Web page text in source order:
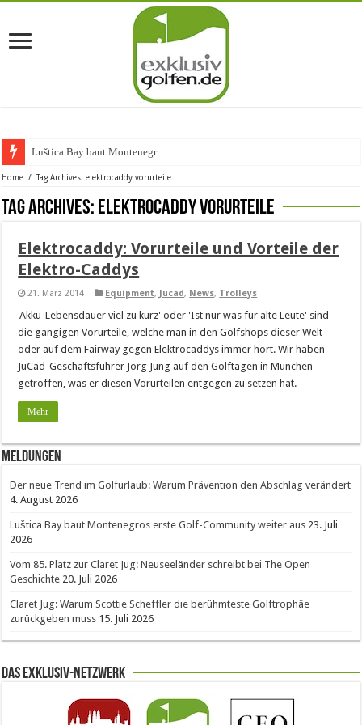
Luštica Bay baut Montenegros e
Home / Tag Archives: elektrocaddy vorurteile
Tag Archives: elektrocaddy vorurteile
Elektrocaddy: Vorurteile und Vorteile der
Elektro-Caddys
21. März 2014 Equipment, Jucad, News, Trolleys
'Akku-Lebensdauer viel zu kurz' oder 'Ist nur was für alte Leute' sind
die gängigen Vorurteile, welche man in den Golfshops dieser Welt
oder auf dem Fairway gegen Elektrocaddys immer hört. Wir haben
JuCad-Geschäftsführer Jörg Jung auf den Golftagen in München
getroffen, was er diesen Vorurteilen entgegen zu setzen hat.
Mehr
Meldungen
Der neue Trend im Golfurlaub: Warum Prävention den Abschlag verändert
4. August 2026
Luštica Bay baut Montenegros erste Golf-Community weiter aus 23. Juli
2026
Vom 85. Platz zur Claret Jug: Neuseeländer schreibt bei The Open
Geschichte 20. Juli 2026
Claret Jug: Warum Scottie Scheffler die berühmteste Golftrophäe
zurückgeben muss 15. Juli 2026
Das Exklusiv-Netzwerk